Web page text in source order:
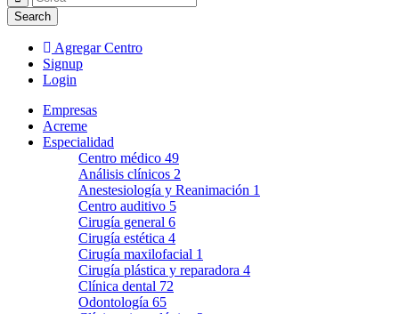
Agregar Centro
Signup
Login
Empresas
Acreme
Especialidad
Centro médico 49
Análisis clínicos 2
Anestesiología y Reanimación 1
Centro auditivo 5
Cirugía general 6
Cirugía estética 4
Cirugía maxilofacial 1
Cirugía plástica y reparadora 4
Clínica dental 72
Odontología 65